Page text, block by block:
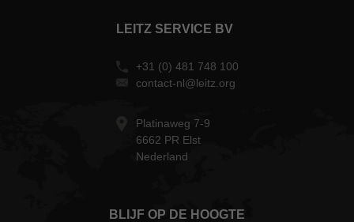
LEITZ SERVICE BV
+31 (0) 481 748 100
contact-nl@leitz.org
Platinaweg 7-9
6662 PR Elst
Nederland
BLIJF OP DE HOOGTE